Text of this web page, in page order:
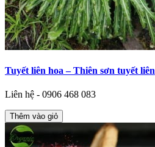
Tuyết liên hoa – Thiên sơn tuyết liên
Liên hệ - 0906 468 083
Thêm vào giỏ